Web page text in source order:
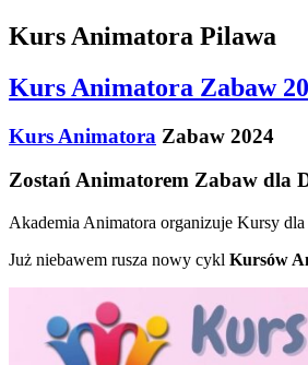
Kurs Animatora Pilawa
Kurs Animatora Zabaw
Kurs Animatora Zabaw 2024
Zostań Animatorem Zabaw dla
Akademia Animatora organizuje Kursy
Już niebawem rusza nowy cykl Kursów